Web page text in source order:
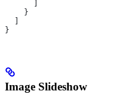
    }
}
Image Slideshow